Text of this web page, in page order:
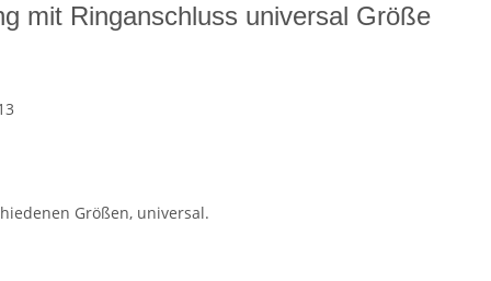
mit Ringanschluss universal Größe
Größen, universal.